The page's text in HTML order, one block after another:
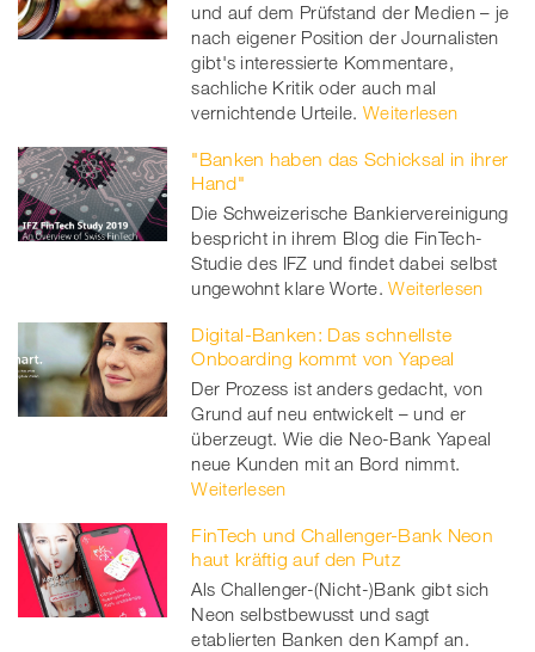
und auf dem Prüfstand der Medien – je
nach eigener Position der Journalisten
gibt's interessierte Kommentare,
sachliche Kritik oder auch mal
vernichtende Urteile. Weiterlesen
"Banken haben das Schicksal in ihrer
Hand"
Die Schweizerische Bankiervereinigung
bespricht in ihrem Blog die FinTech-
Studie des IFZ und findet dabei selbst
ungewohnt klare Worte. Weiterlesen
Digital-Banken: Das schnellste
Onboarding kommt von Yapeal
Der Prozess ist anders gedacht, von
Grund auf neu entwickelt – und er
überzeugt. Wie die Neo-Bank Yapeal
neue Kunden mit an Bord nimmt.
Weiterlesen
FinTech und Challenger-Bank Neon
haut kräftig auf den Putz
Als Challenger-(Nicht-)Bank gibt sich
Neon selbstbewusst und sagt
etablierten Banken den Kampf an.